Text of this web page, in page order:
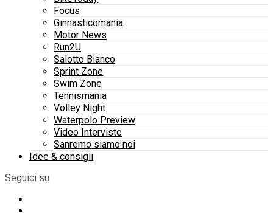
Focus
Ginnasticomania
Motor News
Run2U
Salotto Bianco
Sprint Zone
Swim Zone
Tennismania
Volley Night
Waterpolo Preview
Video Interviste
Sanremo siamo noi
Idee & consigli
Seguici su